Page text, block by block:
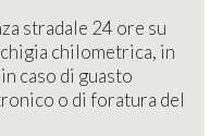
stradale 24 ore su
chilometrica, in
caso di guasto
o di foratura del